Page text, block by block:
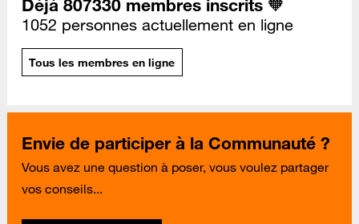
Déjà 807330 membres inscrits 🧡
1052 personnes actuellement en ligne
Tous les membres en ligne
Envie de participer à la Communauté ?
Vous avez une question à poser, vous voulez partager
vos conseils...